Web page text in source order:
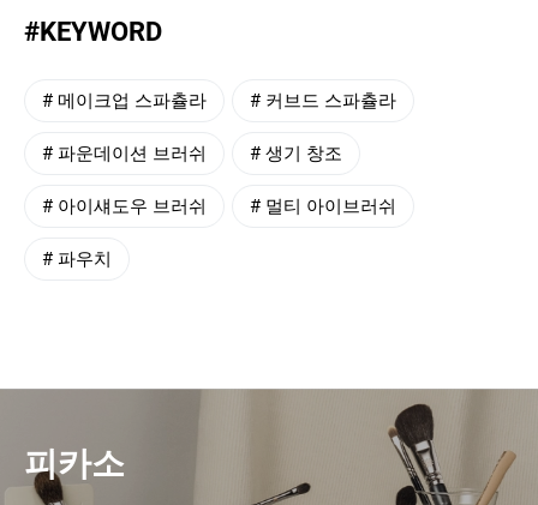
#KEYWORD
# 메이크업 스파츌라 # 커브드 스파츌라
# 파운데이션 브러쉬 # 생기 창조
# 아이섀도우 브러쉬 # 멀티 아이브러쉬
# 파우치
피카소